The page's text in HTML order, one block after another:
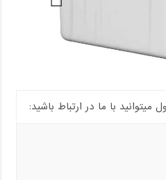
با ما در ارتباط باشید: